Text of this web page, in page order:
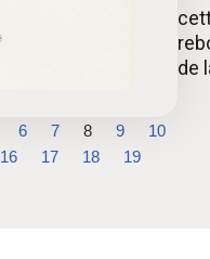
de
6 7 8 9
10
16 17 18
19